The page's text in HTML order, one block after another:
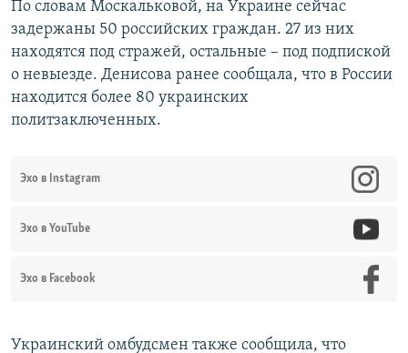
По словам Москальковой, на Украине сейчас
задержаны 50 российских граждан. 27 из них
находятся под стражей, остальные – под подпиской
о невыезде. Денисова ранее сообщала, что в России
находится более 80 украинских
политзаключенных.
Эхо в Instagram
Эхо в YouTube
Эхо в Facebook
Украинский омбудсмен также сообщила, что